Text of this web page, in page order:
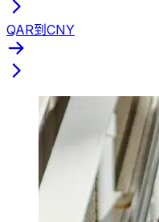
QAR到CNY